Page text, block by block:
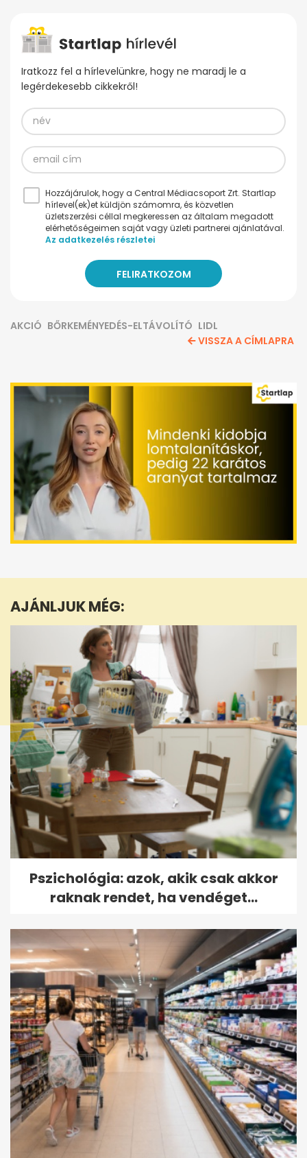
Iratkozz fel a hírlevelünkre, hogy ne maradj le a
legérdekesebb cikkekről!
Hozzájárulok, hogy a Central Médiacsoport Zrt. Startlap
hírlevel(ek)et küldjön számomra, és közvetlen
üzletszerzési céllal megkeressen az általam megadott
elérhetőségeimen saját vagy üzleti partnerei ajánlatával.
Az adatkezelés részletei
AKCIÓ BŐRKEMÉNYEDÉS-ELTÁVOLÍTÓ LIDL
VISSZA A CÍMLAPRA
1
16
seconds
AJÁNLJUK MÉG:
Pszichológia: azok, akik csak akkor
raknak rendet, ha vendéget...